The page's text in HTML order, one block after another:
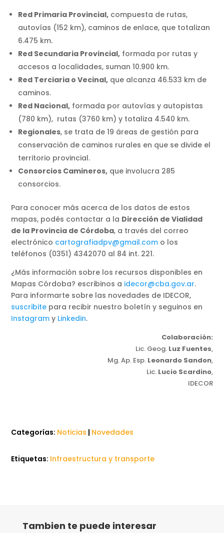
Red Primaria Provincial, compuesta de rutas,
autovías (152 km), caminos de enlace, que totalizan
6.475 km.
Red Secundaria Provincial, formada por rutas y
accesos a localidades, suman 10.900 km.
Red Terciaria o Vecinal, que alcanza 46.533 km de
caminos.
Red Nacional, formada por autovías y autopistas
(780 km), rutas (3760 km) y totaliza 4.540 km.
Regionales, se trata de 19 áreas de gestión para
conservación de caminos rurales en que se divide el
territorio provincial.
Consorcios Camineros, que involucra 285
consorcios.
Para conocer más acerca de los datos de estos
mapas, podés contactar a la Dirección de Vialidad
de la Provincia de Córdoba, a través del correo
electrónico cartografiadpv@gmail.com o los
teléfonos (0351) 4342070 al 84 int. 221.
¿Más información sobre los recursos disponibles en
Mapas Córdoba? escribinos a idecor@cba.gov.ar.
Para informarte sobre las novedades de IDECOR,
suscribite para recibir nuestro boletín y seguinos en
Instagram y Linkedin.
Colaboración:
Lic. Geog. Luz Fuentes,
Mg. Ap. Esp. Leonardo Sandon,
Lic. Lucio Scardino,
IDECOR
Categorías: Noticias | Novedades
Etiquetas: Infraestructura y transporte
Tambien te puede interesar